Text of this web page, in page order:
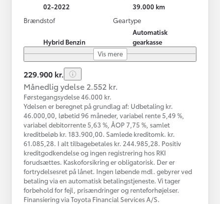
02-2022
39.000 km
Brændstof
Hybrid Benzin
Geartype
Automatisk
gearkasse
Vis mere
229.900 kr.
Månedlig ydelse 2.552 kr.
Førstegangsydelse 46.000 kr.
Ydelsen er beregnet på grundlag af: Udbetaling kr.
46.000,00, løbetid 96 måneder, variabel rente 5,49 %,
variabel debitorrente 5,63 %, ÅOP 7,75 %, samlet
kreditbeløb kr. 183.900,00. Samlede kreditomk. kr.
61.085,28. I alt tilbagebetales kr. 244.985,28. Positiv
kreditgodkendelse og ingen registrering hos RKI
forudsættes. Kaskoforsikring er obligatorisk. Der er
fortrydelsesret på lånet. Ingen løbende mdl. gebyrer ved
betaling via en automatisk betalingstjeneste. Vi tager
forbehold for fejl, prisændringer og renteforhøjelser.
Finansiering via Toyota Financial Services A/S.